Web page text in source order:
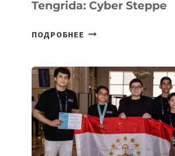
Tengrida: Cyber Steppe
ПОДРОБНЕЕ НА
ASTANA
ПРЕДСТАВИЛИ
АРТ-
ФИЛЬМ
TENGRIDA:
CYBER